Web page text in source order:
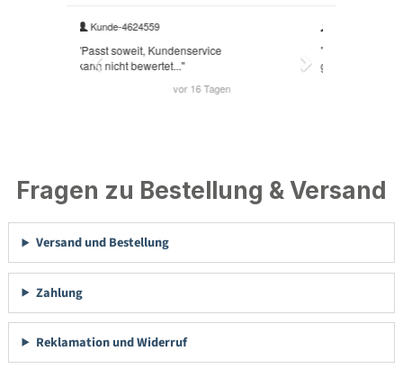
Fragen zu Bestellung & Versand
Versand und Bestellung
Zahlung
Reklamation und Widerruf